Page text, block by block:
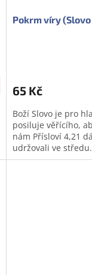
Pokrm víry
65 Kč
Boží Slovo je pro
posiluje věřícího,
nám Přísloví 4,21
udržovali ve